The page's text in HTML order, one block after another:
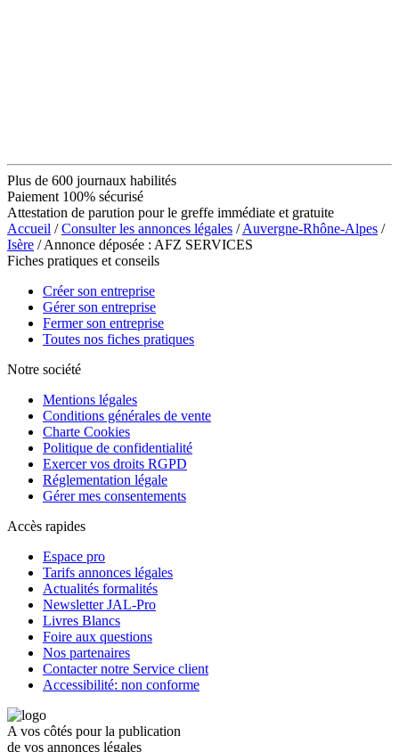
Plus de 600 journaux habilités
Paiement 100% sécurisé
Attestation de parution pour le greffe immédiate et gratuite
Accueil /Consulter les annonces légales /Auvergne-Rhône-Alpes /
Isère / Annonce déposée : AFZ SERVICES
Fiches pratiques et conseils
Créer son entreprise
Gérer son entreprise
Fermer son entreprise
Toutes nos fiches pratiques
Notre société
Mentions légales
Conditions générales de vente
Charte Cookies
Politique de confidentialité
Exercer vos droits RGPD
Réglementation légale
Gérer mes consentements
Accès rapides
Espace pro
Tarifs annonces légales
Actualités formalités
Newsletter JAL-Pro
Livres Blancs
Foire aux questions
Nos partenaires
Contacter notre Service client
Accessibilité: non conforme
A vos côtés pour la publication
de vos annonces légales